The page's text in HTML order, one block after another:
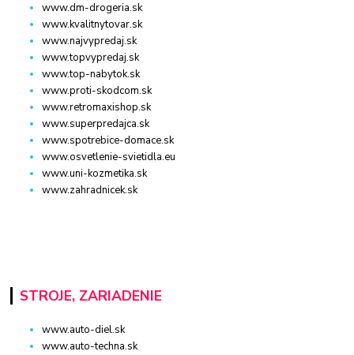
www.dm-drogeria.sk
www.kvalitnytovar.sk
www.najvypredaj.sk
www.topvypredaj.sk
www.top-nabytok.sk
www.proti-skodcom.sk
www.retromaxishop.sk
www.superpredajca.sk
www.spotrebice-domace.sk
www.osvetlenie-svietidla.eu
www.uni-kozmetika.sk
www.zahradnicek.sk
STROJE, ZARIADENIE
www.auto-diel.sk
www.auto-techna.sk